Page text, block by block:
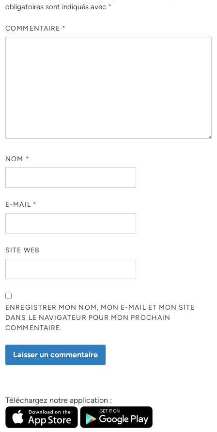
obligatoires sont indiqués avec *
COMMENTAIRE *
NOM *
E-MAIL *
SITE WEB
ENREGISTRER MON NOM, MON E-MAIL ET MON SITE
DANS LE NAVIGATEUR POUR MON PROCHAIN
COMMENTAIRE.
Téléchargez notre application :